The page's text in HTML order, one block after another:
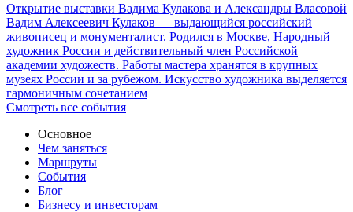
Открытие выставки Вадима Кулакова и Александры Власовой
Вадим Алексеевич Кулаков — выдающийся российский
живописец и монументалист. Родился в Москве, Народный
художник России и действительный член Российской
академии художеств. Работы мастера хранятся в крупных
музеях России и за рубежом. Искусство художника выделяется
гармоничным сочетанием
Смотреть все события
Основное
Чем заняться
Маршруты
События
Блог
Бизнесу и инвесторам